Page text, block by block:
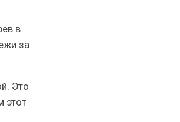
в
за
Это
этот